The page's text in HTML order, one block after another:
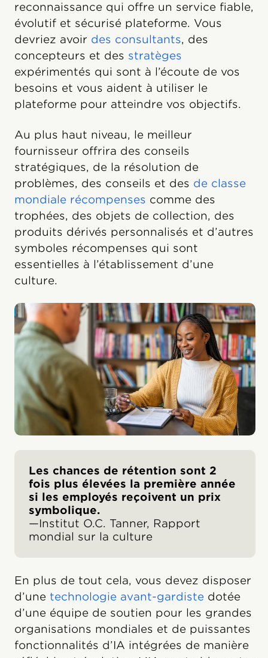
reconnaissance qui offre un service fiable,
évolutif et sécurisé plateforme. Vous
devriez avoir des consultants, des
concepteurs et des stratèges
expérimentés qui sont à l’écoute de vos
besoins et vous aident à utiliser le
plateforme pour atteindre vos objectifs.
Au plus haut niveau, le meilleur
fournisseur offrira des conseils
stratégiques, de la résolution de
problèmes, des conseils et des de classe
mondiale récompenses comme des
trophées, des objets de collection, des
produits dérivés personnalisés et d’autres
symboles récompenses qui sont
essentielles à l’établissement d’une
culture.
Les chances de rétention sont 2
fois plus élevées la première année
si les employés reçoivent un prix
symbolique.
—Institut O.C. Tanner, Rapport
mondial sur la culture
En plus de tout cela, vous devez disposer
d’une technologie avant-gardiste dotée
d’une équipe de soutien pour les grandes
organisations mondiales et de puissantes
fonctionnalités d’IA intégrées de manière